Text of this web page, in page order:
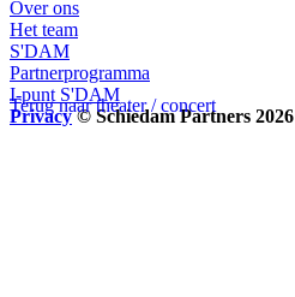
Terug naar theater / concert
Over ons
Het team
S'DAM
Partnerprogramma
I-punt S'DAM
Privacy © Schiedam Partners 2026